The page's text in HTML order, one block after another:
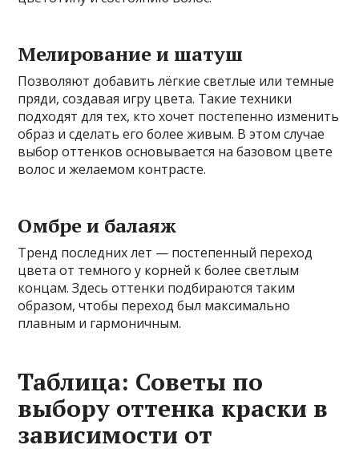
Мелирование и шатуш
Позволяют добавить лёгкие светлые или темные
пряди, создавая игру цвета. Такие техники
подходят для тех, кто хочет постепенно изменить
образ и сделать его более живым. В этом случае
выбор оттенков основывается на базовом цвете
волос и желаемом контрасте.
Омбре и балаяж
Тренд последних лет — постепенный переход
цвета от темного у корней к более светлым
концам. Здесь оттенки подбираются таким
образом, чтобы переход был максимально
плавным и гармоничным.
Таблица: Советы по
выбору оттенка краски в
зависимости от